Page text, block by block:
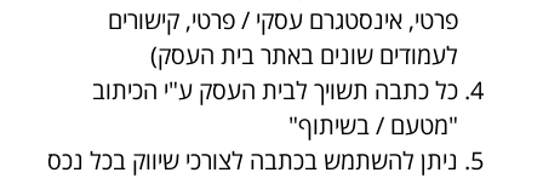
פרטי, אינסטגרם עסקי / פרטי, קישורים
לעמודים שונים באתר בית העסק)
כל כתבה תשויך לבית העסק ע"י הכיתוב
"מטעם / בשיתוף"
ניתן להשתמש בכתבה לצורכי שיווק בכל נכס